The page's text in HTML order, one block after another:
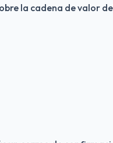
la cadena de valor